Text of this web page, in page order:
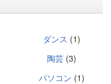
ダンス (1)
陶芸(3)
パソコン (1)